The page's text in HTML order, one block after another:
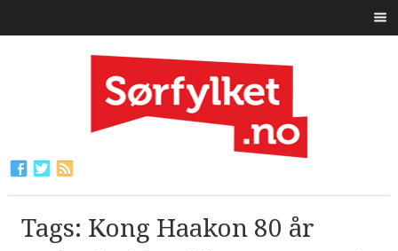
Tags: Kong Haakon 80 år